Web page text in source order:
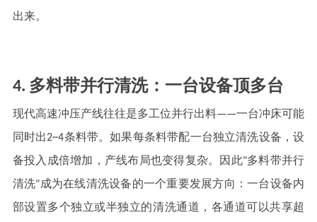
出来。
4. 多料带并行清洗：一台设备顶多台
现代高速冲压产线往往是多工位并行出料——一台冲床可能
同时出2~4条料带。如果每条料带配一台独立清洗设备，设
备投入成倍增加，产线布局也变得复杂。因此"多料带并行
清洗"成为在线清洗设备的一个重要发展方向：一台设备内
部设置多个独立或半独立的清洗通道，各通道可以共享超